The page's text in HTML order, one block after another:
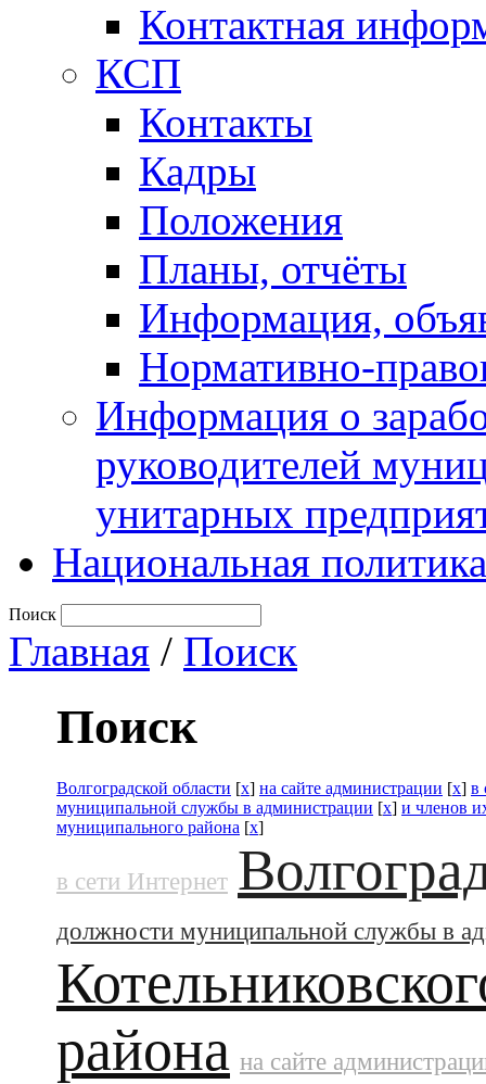
Контактная
КСП
Контакты
Кадры
Положения
Планы, отчёты
Информация,
Нормативно-
Информация о
руководителей
унитарных
Национальная политика
Поиск
Главная / Поиск
Поиск
Волгоградской области [x] на сайте администрации [x] в
муниципальной службы в администрации [x] и членов
муниципального района [x]
в сети Интернет
должности муниципальной службы в
района на сайте